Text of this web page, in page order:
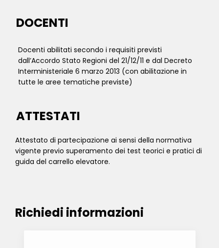
DOCENTI
Docenti abilitati secondo i requisiti previsti
dall’Accordo Stato Regioni del 21/12/11 e dal Decreto
Interministeriale 6 marzo 2013 (con abilitazione in
tutte le aree tematiche previste)
ATTESTATI
Attestato di partecipazione ai sensi della normativa
vigente previo superamento dei test teorici e pratici di
guida del carrello elevatore.
Richiedi informazioni